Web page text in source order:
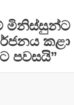
කළා
පවසයි”